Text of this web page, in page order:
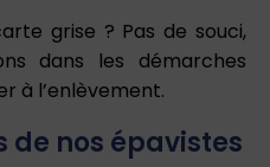
grise ? Pas de souci,
dans les démarches
à l’enlèvement.
de nos épavistes